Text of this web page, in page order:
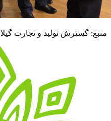
منبع: گسترش تولید و تجارت